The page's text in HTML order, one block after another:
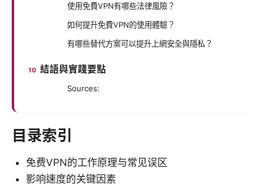
使用免費VPN有哪些法律風險？
如何提升免費VPN的使用體驗？
有哪些替代方案可以提升上網安全與隱私？
結語與實踐要點
Sources:
目录索引
免费VPN的工作原理与常见误区
影响速度的关键因素